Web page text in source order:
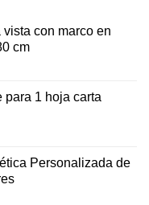
con marco en
cm
para 1 hoja carta
Personalizada de